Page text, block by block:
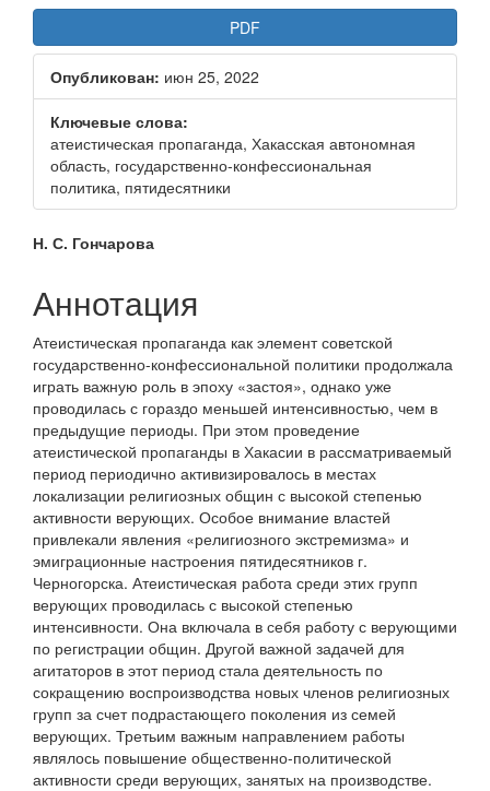
Статья
боковой
панели
PDF
Опубликован: июн 25, 2022
Ключевые слова:
атеистическая пропаганда, Хакасская автономная
область, государственно-конфессиональная
политика, пятидесятники
Основное
содержание
статьи
Н. С. Гончарова
Аннотация
Атеистическая пропаганда как элемент советской
государственно-конфессиональной политики продолжала
играть важную роль в эпоху «застоя», однако уже
проводилась с гораздо меньшей интенсивностью, чем в
предыдущие периоды. При этом проведение
атеистической пропаганды в Хакасии в рассматриваемый
период периодично активизировалось в местах
локализации религиозных общин с высокой степенью
активности верующих. Особое внимание властей
привлекали явления «религиозного экстремизма» и
эмиграционные настроения пятидесятников г.
Черногорска. Атеистическая работа среди этих групп
верующих проводилась с высокой степенью
интенсивности. Она включала в себя работу с верующими
по регистрации общин. Другой важной задачей для
агитаторов в этот период стала деятельность по
сокращению воспроизводства новых членов религиозных
групп за счет подрастающего поколения из семей
верующих. Третьим важным направлением работы
являлось повышение общественно-политической
активности среди верующих, занятых на производстве.